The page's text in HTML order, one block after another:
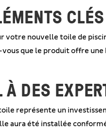
votre nouvelle toile de
que le produit offre
DES
représente un
aura été installée